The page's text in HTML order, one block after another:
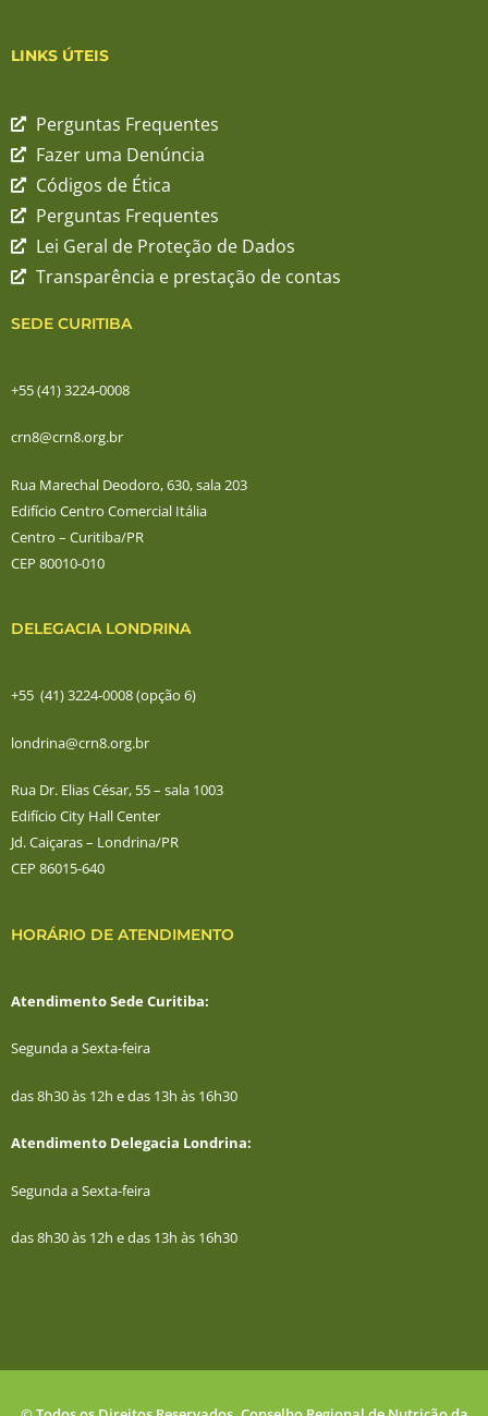
LINKS ÚTEIS
Perguntas Frequentes
Fazer uma Denúncia
Códigos de Ética
Perguntas Frequentes
Lei Geral de Proteção de Dados
Transparência e prestação de contas
SEDE CURITIBA
+55 (41) 3224-0008
crn8@crn8.org.br
Rua Marechal Deodoro, 630, sala 203
Edifício Centro Comercial Itália
Centro – Curitiba/PR
CEP 80010-010
DELEGACIA LONDRINA
+55 (41) 3224-0008 (opção 6)
londrina@crn8.org.br
Rua Dr. Elias César, 55 – sala 1003
Edifício City Hall Center
Jd. Caiçaras – Londrina/PR
CEP 86015-640
HORÁRIO DE ATENDIMENTO
Atendimento Sede Curitiba:
Segunda a Sexta-feira
das 8h30 às 12h e das 13h às 16h30
Atendimento Delegacia Londrina:
Segunda a Sexta-feira
das 8h30 às 12h e das 13h às 16h30